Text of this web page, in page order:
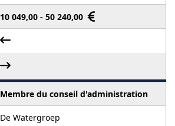
10 049,00 - 50 240,00
Membre du conseil d'administration
De Watergroep